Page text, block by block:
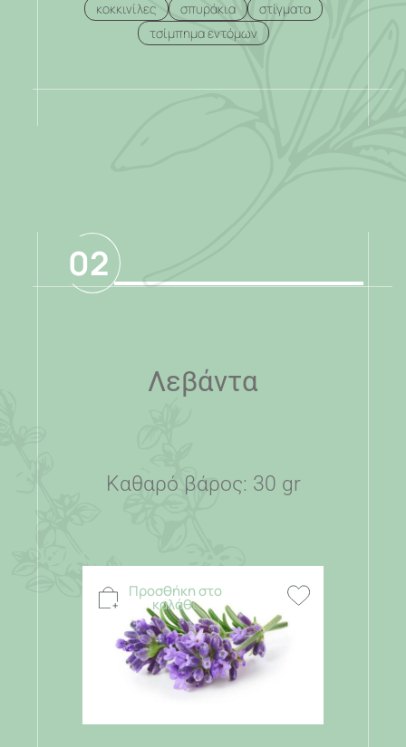
κοκκινίλες
σπυράκια
στίγματα
τσίμπημα εντόμων
.
02
Λεβάντα
Καθαρό βάρος: 30 gr
Προσθήκη στο
καλάθι